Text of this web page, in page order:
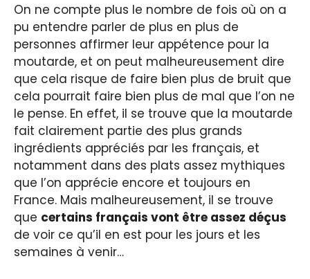
On ne compte plus le nombre de fois où on a
pu entendre parler de plus en plus de
personnes affirmer leur appétence pour la
moutarde, et on peut malheureusement dire
que cela risque de faire bien plus de bruit que
cela pourrait faire bien plus de mal que l’on ne
le pense. En effet, il se trouve que la moutarde
fait clairement partie des plus grands
ingrédients appréciés par les français, et
notamment dans des plats assez mythiques
que l’on apprécie encore et toujours en
France. Mais malheureusement, il se trouve
que certains français vont être assez déçus
de voir ce qu’il en est pour les jours et les
semaines à venir…